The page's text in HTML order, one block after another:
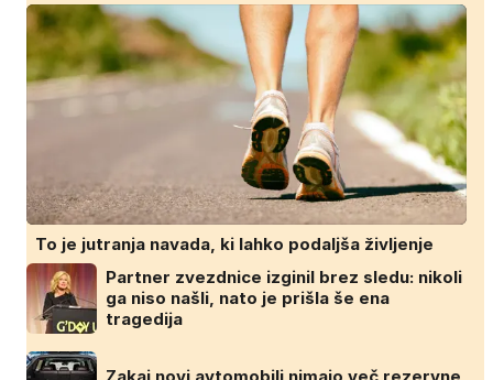
To je jutranja navada, ki lahko podaljša življenje
Partner zvezdnice izginil brez sledu: nikoli
ga niso našli, nato je prišla še ena
tragedija